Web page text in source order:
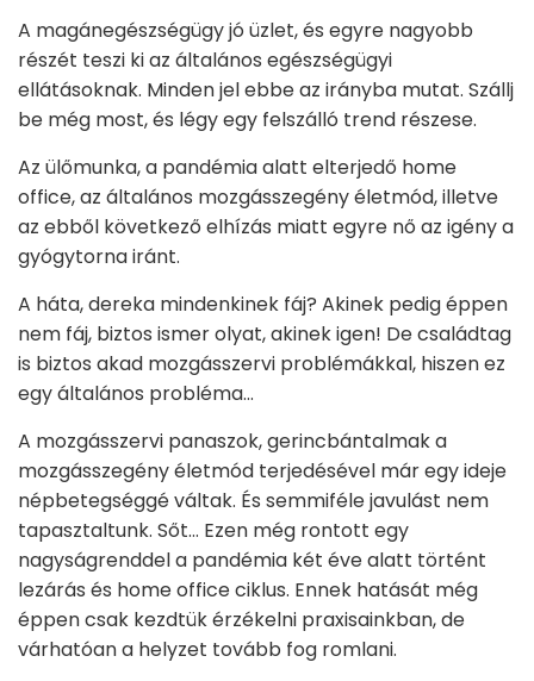
A magánegészségügy jó üzlet, és egyre nagyobb
részét teszi ki az általános egészségügyi
ellátásoknak. Minden jel ebbe az irányba mutat. Szállj
be még most, és légy egy felszálló trend részese.
Az ülőmunka, a pandémia alatt elterjedő home
office, az általános mozgásszegény életmód, illetve
az ebből következő elhízás miatt egyre nő az igény a
gyógytorna iránt.
A háta, dereka mindenkinek fáj? Akinek pedig éppen
nem fáj, biztos ismer olyat, akinek igen! De családtag
is biztos akad mozgásszervi problémákkal, hiszen ez
egy általános probléma…
A mozgásszervi panaszok, gerincbántalmak a
mozgásszegény életmód terjedésével már egy ideje
népbetegséggé váltak. És semmiféle javulást nem
tapasztaltunk. Sőt… Ezen még rontott egy
nagyságrenddel a pandémia két éve alatt történt
lezárás és home office ciklus. Ennek hatását még
éppen csak kezdtük érzékelni praxisainkban, de
várhatóan a helyzet tovább fog romlani.